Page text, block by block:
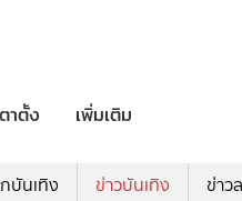
ตาตั้ง เพิ่มเติม
บันเทิง ข่าวบันเทิง ข่าว